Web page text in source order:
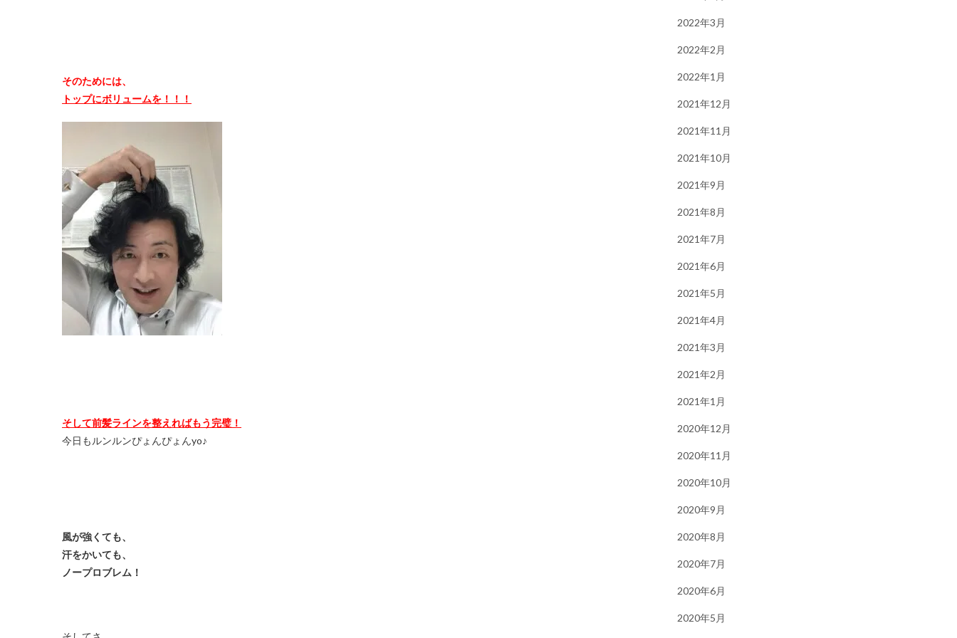
そのためには、
トップにボリュームを！！！
そして前髪ラインを整えればもう完璧！
今日もルンルンぴょんぴょんyo♪
風が強くても、
汗をかいても、
ノープロブレム！
2022年3月
2022年2月
2022年1月
2021年12月
2021年11月
2021年10月
2021年9月
2021年8月
2021年7月
2021年6月
2021年5月
2021年4月
2021年3月
2021年2月
2021年1月
2020年12月
2020年11月
2020年10月
2020年9月
2020年8月
2020年7月
2020年6月
2020年5月